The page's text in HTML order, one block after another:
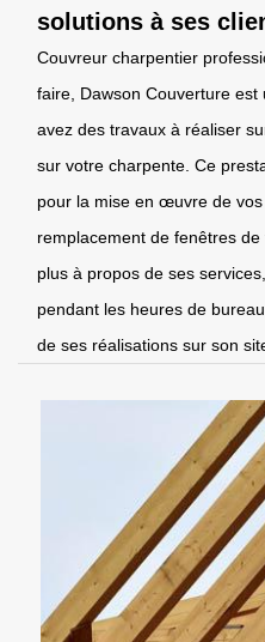
solutions à ses
Couvreur charpentier
faire, Dawson Couverture
avez des travaux à réaliser
sur votre charpente. Ce
pour la mise en œuvre de
remplacement de fenêtres
plus à propos de ses
pendant les heures de
de ses réalisations sur son